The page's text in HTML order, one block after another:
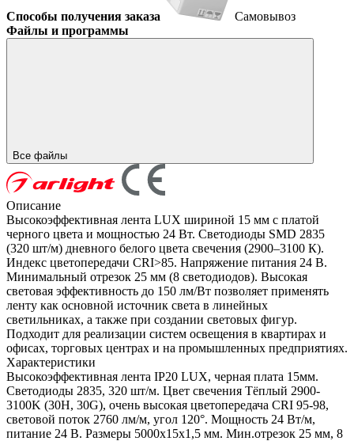
Способы получения заказа
Самовывоз
Файлы и программы
Все файлы
Описание
Высокоэффективная лента LUX шириной 15 мм с платой
черного цвета и мощностью 24 Вт. Светодиоды SMD 2835
(320 шт/м) дневного белого цвета свечения (2900–3100 К).
Индекс цветопередачи CRI>85. Напряжение питания 24 В.
Минимальный отрезок 25 мм (8 светодиодов). Высокая
световая эффективность до 150 лм/Вт позволяет применять
ленту как основной источник света в линейных
светильниках, а также при создании световых фигур.
Подходит для реализации систем освещения в квартирах и
офисах, торговых центрах и на промышленных предприятиях.
Характеристики
Высокоэффективная лента IP20 LUX, черная плата 15мм.
Светодиоды 2835, 320 шт/м. Цвет свечения Тёплый 2900-
3100K (30H, 30G), очень высокая цветопередача CRI 95-98,
световой поток 2760 лм/м, угол 120°. Мощность 24 Вт/м,
питание 24 В. Размеры 5000х15х1,5 мм. Мин.отрезок 25 мм, 8